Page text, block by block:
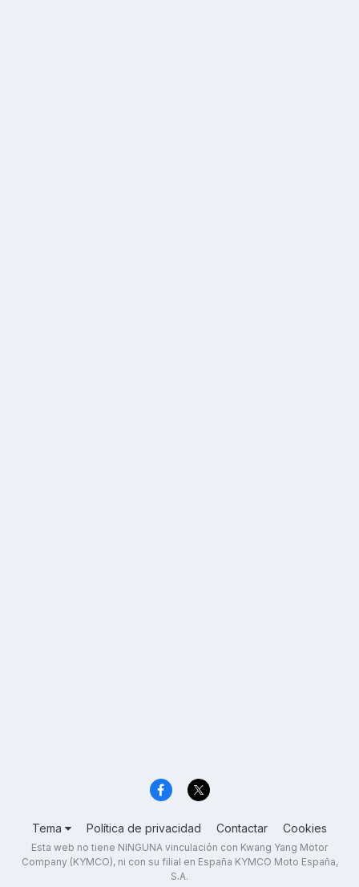
Tema Política de privacidad Contactar Cookies
Esta web no tiene NINGUNA vinculación con Kwang Yang Motor
Company (KYMCO), ni con su filial en España KYMCO Moto España,
S.A.